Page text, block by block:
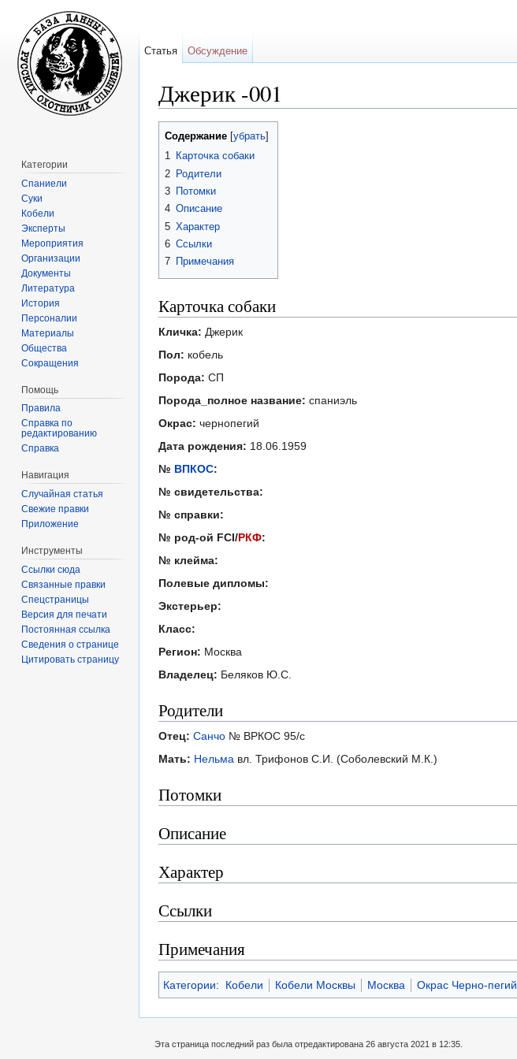
Джерик -001
Содержание убрать
1 Карточка собаки
2 Родители
3 Потомки
4 Описание
5 Характер
6 Ссылки
7 Примечания
Карточка собаки
Кличка: Джерик
Пол: кобель
Порода: СП
Порода_полное название: спаниэль
Окрас: чернопегий
Дата рождения: 18.06.1959
№ ВПКОС:
№ свидетельства:
№ справки:
№ род-ой FCI/РКФ:
№ клейма:
Полевые дипломы:
Экстерьер:
Класс:
Регион: Москва
Владелец: Беляков Ю.С.
Родители
Отец: Санчо № ВРКОС 95/с
Мать: Нельма вл. Трифонов С.И. (Соболевский М.К.)
Потомки
Описание
Характер
Ссылки
Примечания
Категории: Кобели Кобели Москвы Москва Окрас Черно-пегий
Статья Обсуждение
Категории
Спаниели
Суки
Кобели
Эксперты
Мероприятия
Организации
Документы
Литература
История
Персоналии
Материалы
Общества
Сокращения
Помощь
Правила
Справка по
редактированию
Справка
Навигация
Случайная статья
Свежие правки
Приложение
Инструменты
Ссылки сюда
Связанные правки
Спецстраницы
Версия для печати
Постоянная ссылка
Сведения о странице
Цитировать страницу
Эта страница последний раз была отредактирована 26 августа 2021 в 12:35.